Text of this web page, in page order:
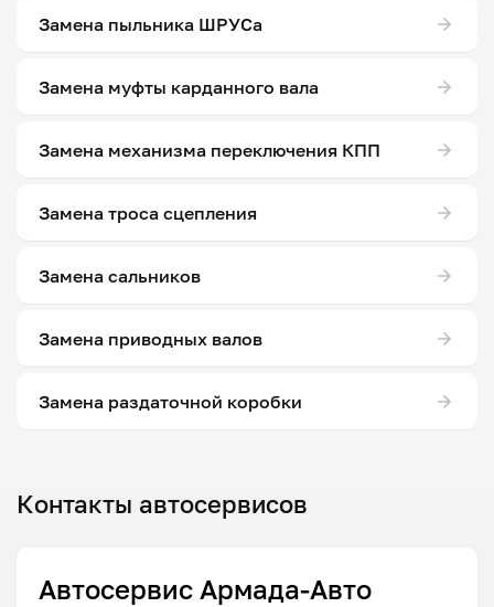
Замена пыльника ШРУСа
Замена муфты карданного вала
Замена механизма переключения КПП
Замена троса сцепления
Замена сальников
Замена приводных валов
Замена раздаточной коробки
Контакты автосервисов
Автосервис Армада-Авто